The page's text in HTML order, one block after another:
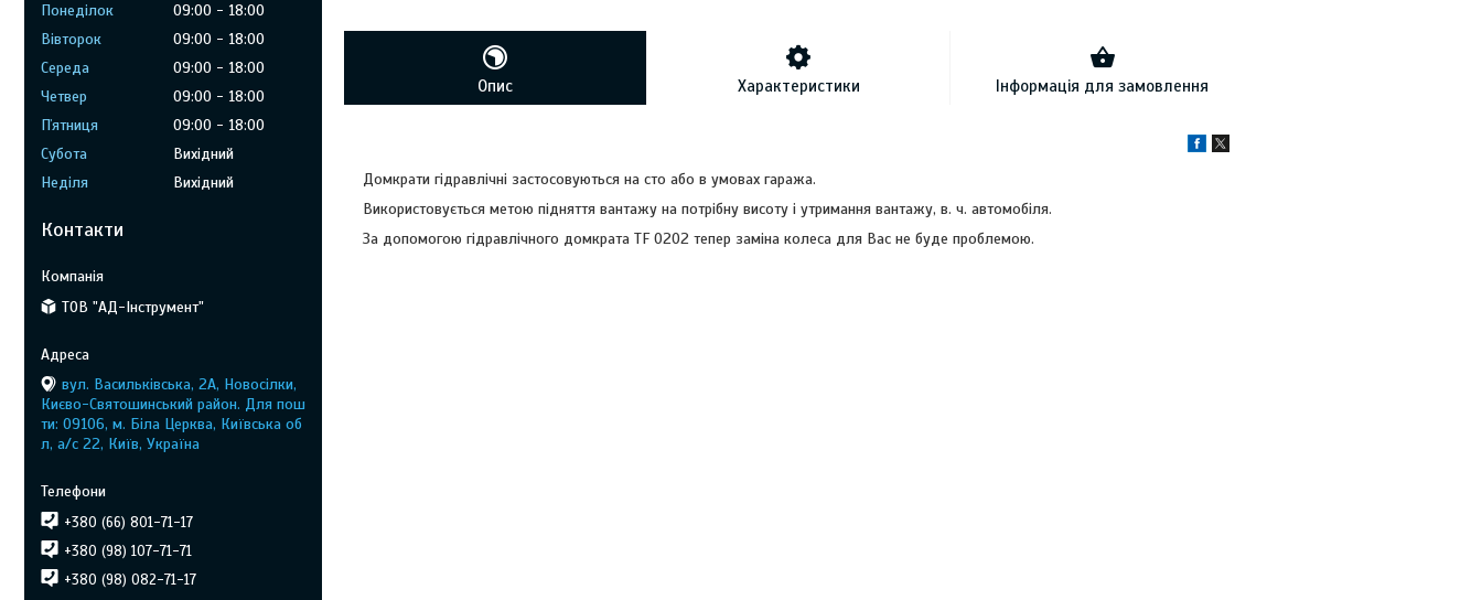
Опис Характеристики Інформація для замовлення
Домкрати гідравлічні застосовуються на сто або в умовах гаража.
Використовується метою підняття вантажу на потрібну висоту і утримання вантажу, в. ч. автомобіля.
За допомогою гідравлічного домкрата TF 0202 тепер заміна колеса для Вас не буде проблемою.
Понеділок 09:00
18:00
Вівторок
09:00
18:00
Середа
09:00
18:00
Четвер
09:00
18:00
Пʼятниця
09:00
18:00
Субота
Вихідний
Неділя
Вихідний
Контакти
ТОВ "АД-Інструмент"
вул. Васильківська, 2А, Новосілки,
Києво-Святошинський район. Для пош
ти: 09106, м. Біла Церква, Київська об
л, а/с 22, Київ, Україна
+380 (66) 801-71-17
+380 (98) 107-71-71
+380 (98) 082-71-17